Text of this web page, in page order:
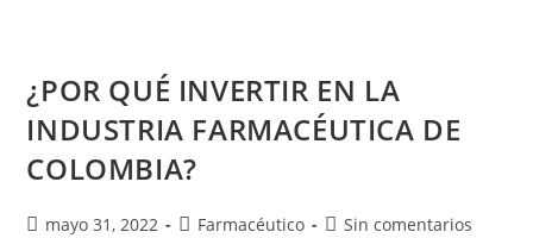
¿POR QUÉ INVERTIR EN LA
INDUSTRIA FARMACÉUTICA DE
COLOMBIA?
mayo 31, 2022 Farmacéutico Sin comentarios